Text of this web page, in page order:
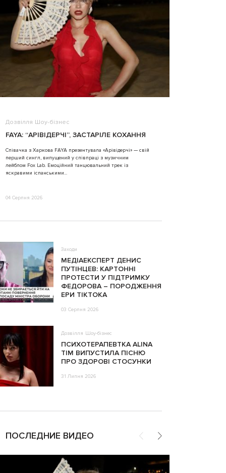
Дозвілля Шоу-бізнес
FAYA: “АРІВІДЕРЧІ”, ЗАСТАРІЛЕ КОХАННЯ
Співачка з Харкова FAYA презентувала «Арівідерчі» — свій
перший сингл, випущений у співпраці з музичним
лейблом Fox Lab. Емоційний танцювальний трек із
яскравими іспанськими...
04 Серпня 2026
Заходи
МЕДІАЕКСПЕРТ ДЕНИС
ПУТІНЦЕВ: КАРТОННІ
ПРОТЕСТИ У ПІДТРИМКУ
ФЕДОРОВА – ПОРОДЖЕННЯ
ЕРИ ТІКТОКА
03 Серпня 2026
Дозвілля Шоу-бізнес
ПСИХОТЕРАПЕВТКА ALINA
TIM ВИПУСТИЛА ПІСНЮ
ПРО ЗДОРОВІ СТОСУНКИ
31 Липня 2026
ПОСЛЕДНИЕ ВИДЕО